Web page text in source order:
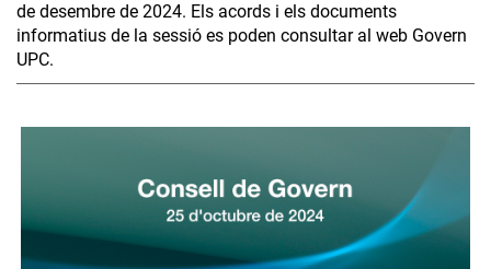
de desembre de 2024. Els acords i els documents
informatius de la sessió es poden consultar al web Govern
UPC.